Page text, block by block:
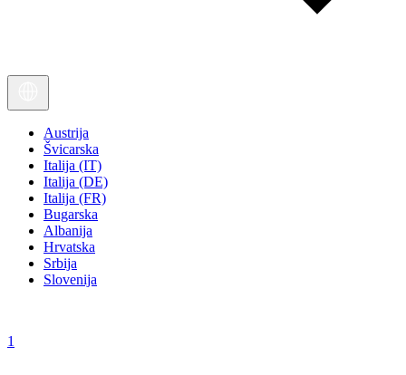
Austrija
Švicarska
Italija (IT)
Italija (DE)
Italija (FR)
Bugarska
Albanija
Hrvatska
Srbija
Slovenija
1